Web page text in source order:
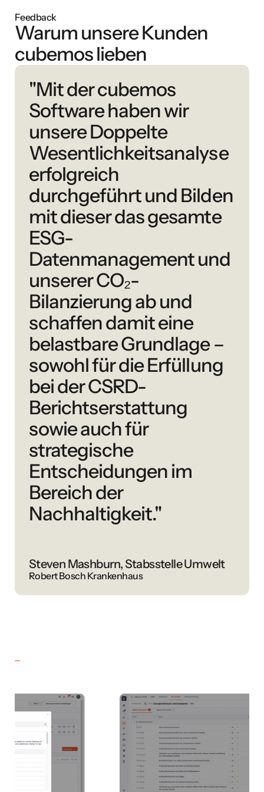
Feedback
Warum unsere Kunden
cubemos lieben
"Mit der cubemos
Software haben wir
unsere Doppelte
Wesentlichkeitsanalyse
erfolgreich
durchgeführt und Bilden
mit dieser das gesamte
ESG-
Datenmanagement und
unserer CO₂-
Bilanzierung ab und
schaffen damit eine
belastbare Grundlage –
sowohl für die Erfüllung
bei der CSRD-
Berichtserstattung
sowie auch für
strategische
Entscheidungen im
Bereich der
Nachhaltigkeit."
Steven Mashburn, Stabsstelle Umwelt
Robert Bosch Krankenhaus